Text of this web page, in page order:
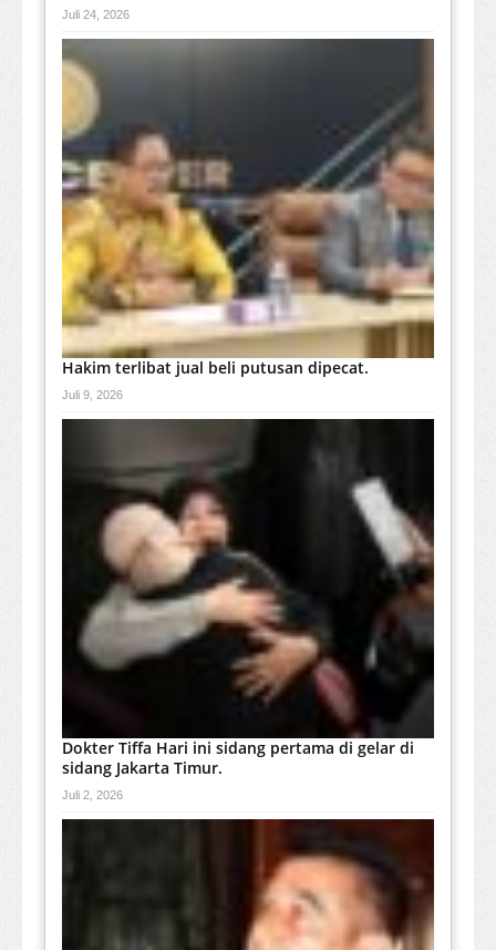
Juli 24, 2026
Hakim terlibat jual beli putusan dipecat.
Juli 9, 2026
Dokter Tiffa Hari ini sidang pertama di gelar di
sidang Jakarta Timur.
Juli 2, 2026